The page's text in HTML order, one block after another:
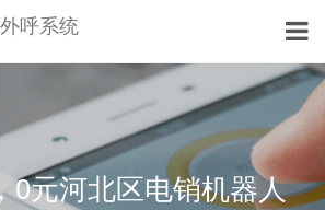
0元河北区电销机器人